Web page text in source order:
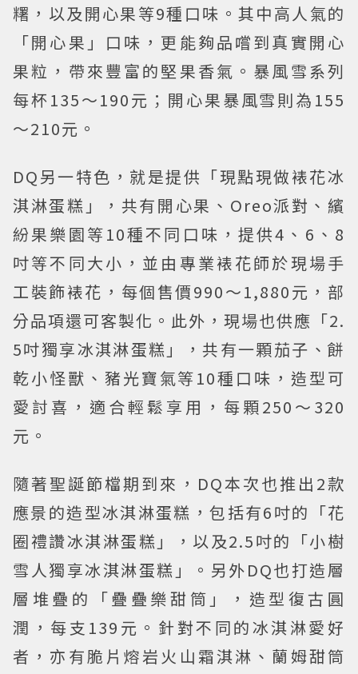
糬，以及開心果等9種口味。其中高人氣的
「開心果」口味，更能夠品嚐到真實開心
果粒，帶來豐富的堅果香氣。暴風雪系列
每杯135～190元；開心果暴風雪則為155
～210元。
DQ另一特色，就是提供「現點現做裱花冰
淇淋蛋糕」，共有開心果、Oreo派對、繽
紛果樂園等10種不同口味，提供4、6、8
吋等不同大小，並由專業裱花師於現場手
工裝飾裱花，每個售價990～1,880元，部
分品項還可客製化。此外，現場也供應「2.
5吋獨享冰淇淋蛋糕」，共有一顆茄子、餅
乾小怪獸、豬光寶氣等10種口味，造型可
愛討喜，適合輕鬆享用，每顆250～320
元。
隨著聖誕節檔期到來，DQ本次也推出2款
應景的造型冰淇淋蛋糕，包括有6吋的「花
圈禮讚冰淇淋蛋糕」，以及2.5吋的「小樹
雪人獨享冰淇淋蛋糕」。另外DQ也打造層
層堆疊的「疊疊樂甜筒」，造型復古圓
潤，每支139元。針對不同的冰淇淋愛好
者，亦有脆片熔岩火山霜淇淋、蘭姆甜筒